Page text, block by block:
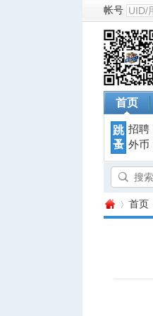
帐号
首页
跳
蚤
招聘
外币
首页